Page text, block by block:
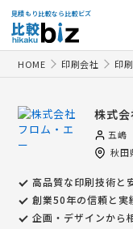
見積もり比較なら比較ビズ
HOME 印刷会社 印
株式
五嶋
秋田
高品質な印刷技術と
創業50年の信頼と実
企画・デザインから